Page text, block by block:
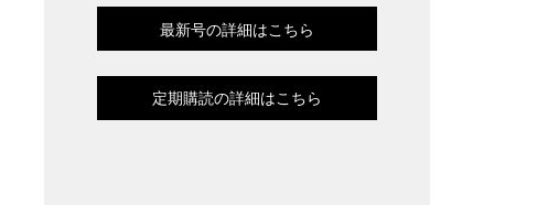
最新号の詳細はこちら
定期購読の詳細はこちら